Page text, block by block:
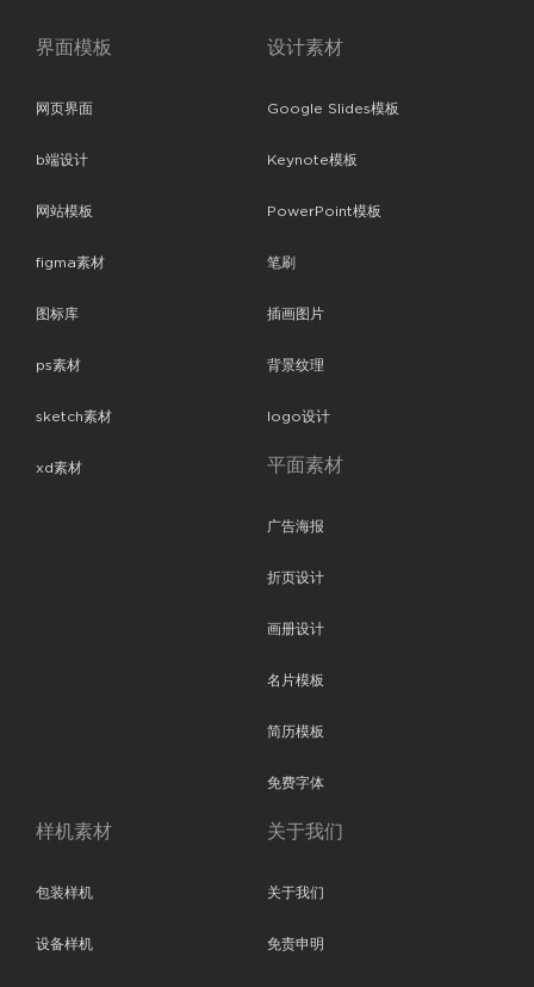
界面模板
网页界面
b端设计
网站模板
figma素材
图标库
ps素材
sketch素材
xd素材
设计素材
Google Slides模板
Keynote模板
PowerPoint模板
笔刷
插画图片
背景纹理
logo设计
平面素材
广告海报
折页设计
画册设计
名片模板
简历模板
免费字体
样机素材
包装样机
设备样机
关于我们
关于我们
免责申明